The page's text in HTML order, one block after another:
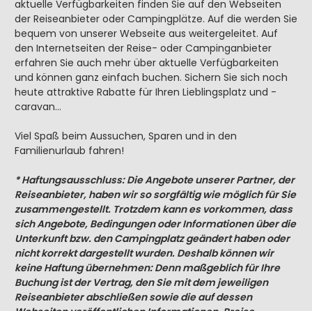
aktuelle Verfügbarkeiten finden Sie auf den Webseiten
der Reiseanbieter oder Campingplätze. Auf die werden Sie
bequem von unserer Webseite aus weitergeleitet. Auf
den Internetseiten der Reise- oder Campinganbieter
erfahren Sie auch mehr über aktuelle Verfügbarkeiten
und können ganz einfach buchen. Sichern Sie sich noch
heute attraktive Rabatte für Ihren Lieblingsplatz und -
caravan…
Viel Spaß beim Aussuchen, Sparen und in den
Familienurlaub fahren!
* Haftungsausschluss: Die Angebote unserer Partner, der
Reiseanbieter, haben wir so sorgfältig wie möglich für Sie
zusammengestellt. Trotzdem kann es vorkommen, dass
sich Angebote, Bedingungen oder Informationen über die
Unterkunft bzw. den Campingplatz geändert haben oder
nicht korrekt dargestellt wurden. Deshalb können wir
keine Haftung übernehmen: Denn maßgeblich für Ihre
Buchung ist der Vertrag, den Sie mit dem jeweiligen
Reiseanbieter abschließen sowie die auf dessen